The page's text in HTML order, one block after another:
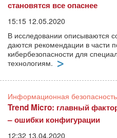
становятся все опаснее
15:15 12.05.2020
В исследовании описываются
даются рекомендации в части
кибербезопасности для
технологиям.
Информационная безопасность
Trend Micro: главный
– ошибки конфигурации
12:32 13.04.2020